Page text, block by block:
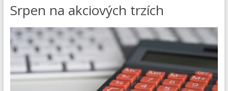
Srpen na akciových trzích